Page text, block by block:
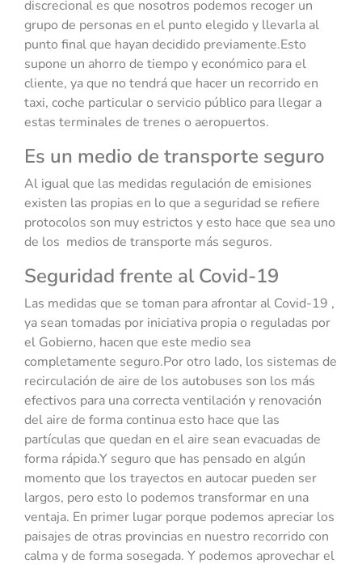
discrecional es que nosotros podemos recoger un
grupo de personas en el punto elegido y llevarla al
punto final que hayan decidido previamente.Esto
supone un ahorro de tiempo y económico para el
cliente, ya que no tendrá que hacer un recorrido en
taxi, coche particular o servicio público para llegar a
estas terminales de trenes o aeropuertos.
Es un medio de transporte seguro
Al igual que las medidas regulación de emisiones
existen las propias en lo que a seguridad se refiere
protocolos son muy estrictos y esto hace que sea uno
de los medios de transporte más seguros.
Seguridad frente al Covid-19
Las medidas que se toman para afrontar al Covid-19 ,
ya sean tomadas por iniciativa propia o reguladas por
el Gobierno, hacen que este medio sea
completamente seguro.Por otro lado, los sistemas de
recirculación de aire de los autobuses son los más
efectivos para una correcta ventilación y renovación
del aire de forma continua esto hace que las
partículas que quedan en el aire sean evacuadas de
forma rápida.Y seguro que has pensado en algún
momento que los trayectos en autocar pueden ser
largos, pero esto lo podemos transformar en una
ventaja. En primer lugar porque podemos apreciar los
paisajes de otras provincias en nuestro recorrido con
calma y de forma sosegada. Y podemos aprovechar el